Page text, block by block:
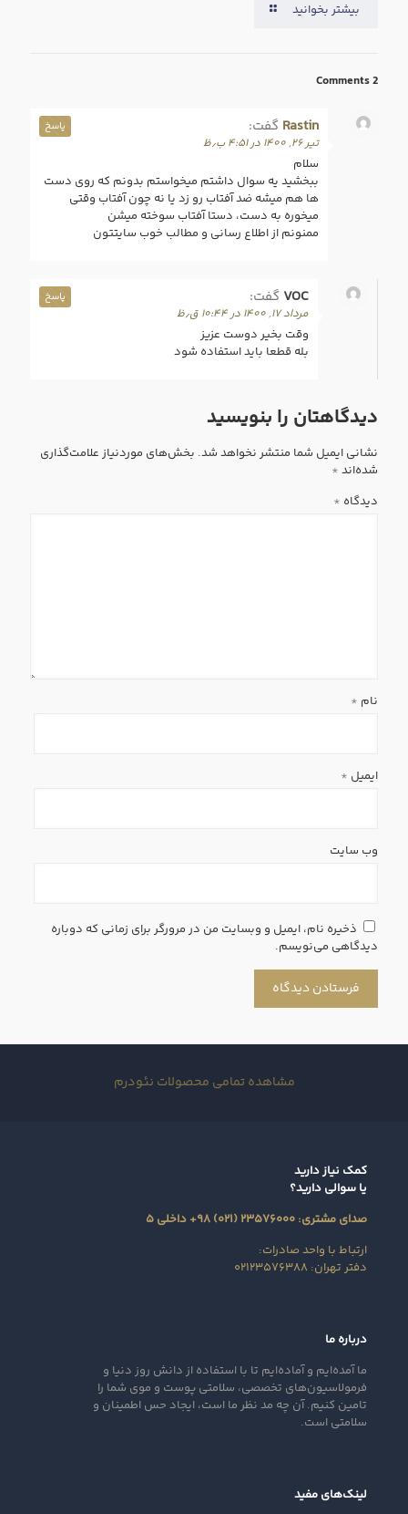
بیشتر بخوانید
2 Comments
Rastin گفت:
تیر ۲۶, ۱۴۰۰ در ۴:۵۱ ب٫ظ
سلام
ببخشید یه سوال داشتم میخواستم بدونم که روی دست
ها هم میشه ضد آفتاب رو زد یا نه چون آفتاب وقتی
میخوره به دست، دستا آفتاب سوخته میشن
ممنونم از اطلاع رسانی و مطالب خوب سایتتون
پاسخ
VOC گفت:
مرداد ۱۷, ۱۴۰۰ در ۱۰:۴۴ ق٫ظ
وقت بخیر دوست عزیز
بله قطعا باید استفاده شود
پاسخ
دیدگاهتان را بنویسید
نشانی ایمیل شما منتشر نخواهد شد. بخش‌های موردنیاز علامت‌گذاری
شده‌اند *
دیدگاه *
نام *
ایمیل *
وب‌ سایت
ذخیره نام، ایمیل و وبسایت من در مرورگر برای زمانی که دوباره
دیدگاهی می‌نویسم.
مشاهده تمامی محصولات نئودرم
کمک نیاز دارید
یا سوالی دارید؟
صدای مشتری: ۲۳۵۷۶۰۰۰ (۰۲۱) ۹۸+ داخلی ۵
ارتباط با واحد صادرات:
دفتر تهران: ۰۲۱۲۳۵۷۶۳۸۸
درباره ما
ما آمده‌ایم و آماده‌ایم تا با استفاده از دانش روز دنیا و
فرمولاسیون‌های تخصصی، سلامتی پوست و موی شما را
تامین کنیم. آن‌ چه مد نظر ما است، ایجاد حس اطمینان و
سلامتی است.
لینک‌های مفید